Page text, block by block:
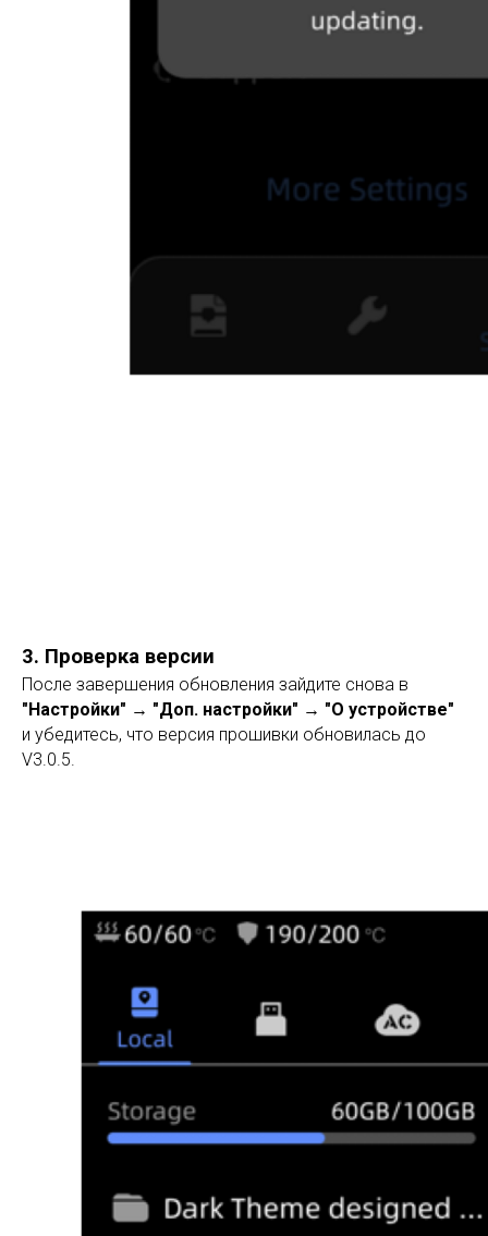
3. Проверка версии
После завершения обновления зайдите снова в
"Настройки" → "Доп. настройки" → "О устройстве"
и убедитесь, что версия прошивки обновилась до
V3.0.5.